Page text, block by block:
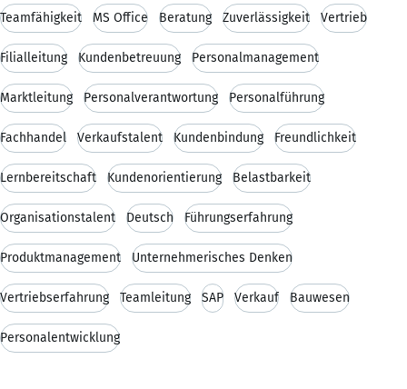
Teamfähigkeit MS Office Beratung Zuverlässigkeit Vertrieb
Filialleitung Kundenbetreuung Personalmanagement
Marktleitung Personalverantwortung Personalführung
Fachhandel Verkaufstalent Kundenbindung Freundlichkeit
Lernbereitschaft Kundenorientierung Belastbarkeit
Organisationstalent Deutsch Führungserfahrung
Produktmanagement Unternehmerisches Denken
Vertriebserfahrung Teamleitung SAP Verkauf Bauwesen
Personalentwicklung